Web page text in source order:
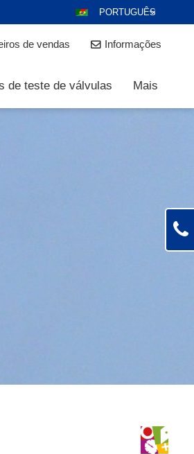
PORTUGUÊS
de vendas Informações
de teste de válvulas Mais